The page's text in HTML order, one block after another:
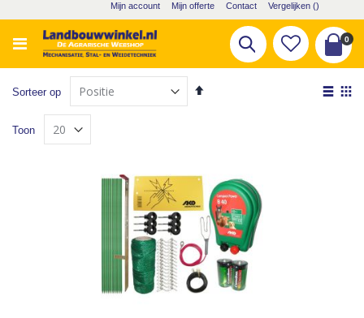
naar
de
inhoud
Mijn account Mijn offerte Contact Vergelijken ()
Cart
0
Zoek
Sorteer op
Van
Toon